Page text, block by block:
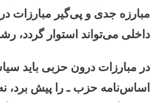
مبارزه جدی و پی‌گیر مبارزات
داخلی می‌تواند استوار گردد،
در مبارزات درون حزبی باید
اساس‌نامه حزب ـ را پیش برد،